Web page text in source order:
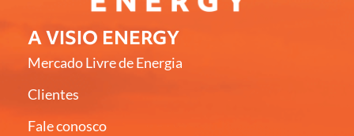
A VISIO ENERGY
Mercado Livre de Energia
Clientes
Fale conosco